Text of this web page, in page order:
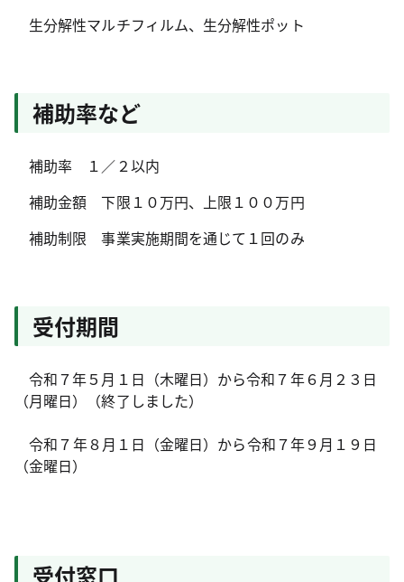
生分解性マルチフィルム、生分解性ポット
補助率など
補助率 １／２以内
補助金額 下限１０万円、上限１００万円
補助制限 事業実施期間を通じて１回のみ
受付期間
令和７年５月１日（木曜日）から令和７年６月２３日
（月曜日）（終了しました）
令和７年８月１日（金曜日）から令和７年９月１９日
（金曜日）
受付窓口